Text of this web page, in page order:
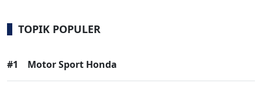
TOPIK POPULER
#1 Motor Sport Honda